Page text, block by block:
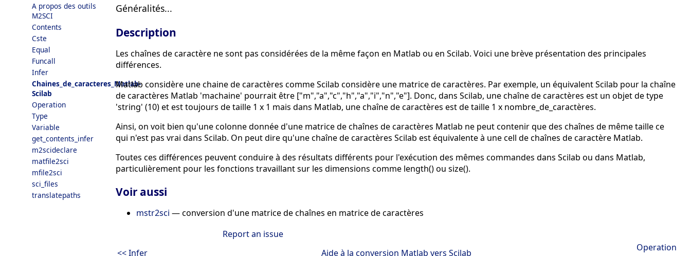
A propos des outils
M2SCI
Contents
Cste
Equal
Funcall
Infer
Chaines_de_caracteres_Matlab-
Scilab
Operation
Type
Variable
get_contents_infer
m2scideclare
matfile2sci
mfile2sci
sci_files
translatepaths
Généralités...
Description
Les chaînes de caractère ne sont pas considérées de la même façon en Matlab ou en Scilab. Voici une brève présentation des principales
différences.
Matlab considère une chaine de caractères comme Scilab considère une matrice de caractères. Par exemple, un équivalent Scilab pour la chaîne
de caractères Matlab 'machaine' pourrait être ["m","a","c","h","a","i","n","e"]. Donc, dans Scilab, une chaîne de caractères est un objet de type
'string' (10) et est toujours de taille 1 x 1 mais dans Matlab, une chaîne de caractères est de taille 1 x nombre_de_caractères.
Ainsi, on voit bien qu'une colonne donnée d'une matrice de chaînes de caractères Matlab ne peut contenir que des chaînes de même taille ce
qui n'est pas vrai dans Scilab. On peut dire qu'une chaîne de caractères Scilab est équivalente à une cell de chaînes de caractère Matlab.
Toutes ces différences peuvent conduire à des résultats différents pour l'exécution des mêmes commandes dans Scilab ou dans Matlab,
particulièrement pour les fonctions travaillant sur les dimensions comme length() ou size().
Voir aussi
mstr2sci — conversion d'une matrice de chaînes en matrice de caractères
Report an issue
<< Infer
Aide à la conversion Matlab vers Scilab
Operation